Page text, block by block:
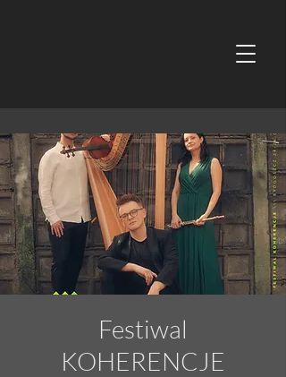
Festiwal
KOHERENCJE